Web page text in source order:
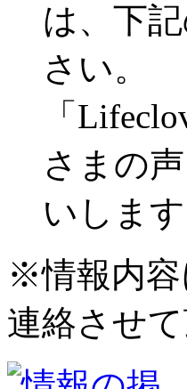
は、下
さい。
「
さまの
いします
※情報内容
連絡させて